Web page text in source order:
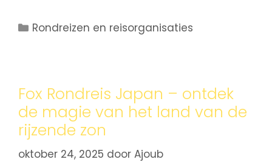
Rondreizen en reisorganisaties
Fox Rondreis Japan – ontdek
de magie van het land van de
rijzende zon
oktober 24, 2025 door Ajoub